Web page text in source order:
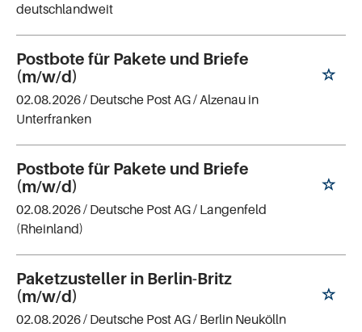
deutschlandweit
Postbote für Pakete und Briefe
(m/w/d)
02.08.2026 / Deutsche Post AG/ Alzenau in
Unterfranken
Postbote für Pakete und Briefe
(m/w/d)
02.08.2026 / Deutsche Post AG/ Langenfeld
(Rheinland)
Paketzusteller in Berlin-Britz
(m/w/d)
02.08.2026 / Deutsche Post AG/ Berlin Neukölln